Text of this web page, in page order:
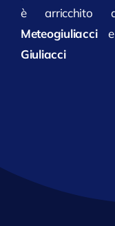
è arricchito
Meteogiuliaccie
Giuliacci